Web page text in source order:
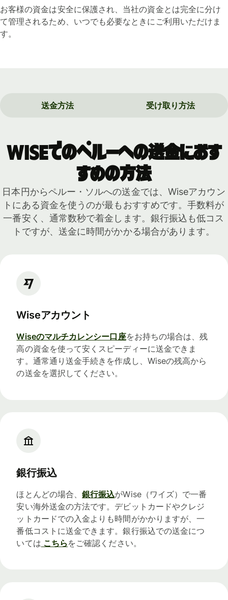
お客様の資金は安全に保護され、当社の資金とは完全に分け
て管理されるため、いつでも必要なときにご利用いただけま
す。
送金方法 受け取り方法
Wiseでのペルーへの送金におす
すめの方法
日本円からペルー・ソルへの送金では、Wiseアカウン
トにある資金を使うのが最もおすすめです。手数料が
一番安く、通常数秒で着金します。銀行振込も低コス
トですが、送金に時間がかかる場合があります。
Wiseアカウント
Wiseのマルチカレンシー口座をお持ちの場合は、残
高の資金を使って安くスピーディーに送金できま
す。通常通り送金手続きを作成し、Wiseの残高から
の送金を選択してください。
銀行振込
ほとんどの場合、銀行振込がWise（ワイズ）で一番
安い海外送金の方法です。デビットカードやクレジ
ットカードでの入金よりも時間がかかりますが、一
番低コストに送金できます。銀行振込での送金につ
いては こちら をご確認ください。